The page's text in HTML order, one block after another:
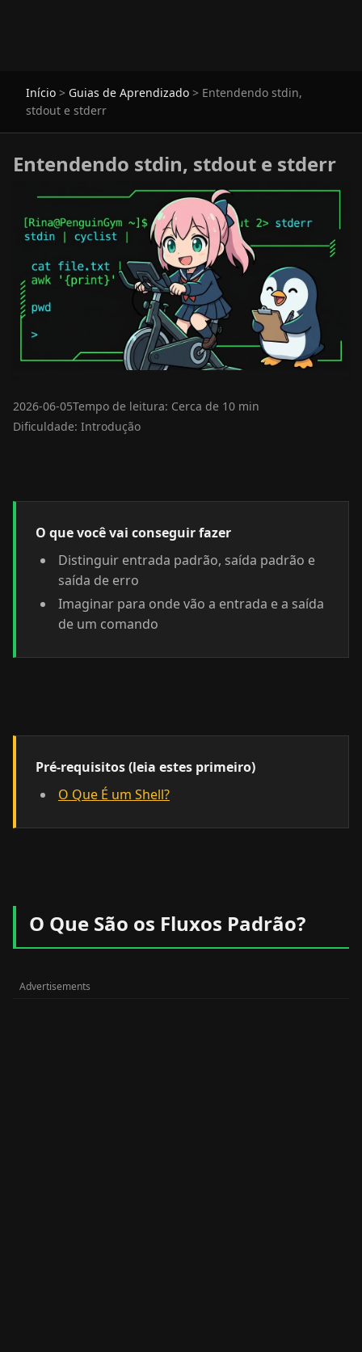
Início > Guias de Aprendizado > Entendendo stdin,
stdout e stderr
Entendendo stdin, stdout e stderr
2026-06-05Tempo de leitura: Cerca de 10 min
Dificuldade: Introdução
O que você vai conseguir fazer
Distinguir entrada padrão, saída padrão e
saída de erro
Imaginar para onde vão a entrada e a saída
de um comando
Pré-requisitos (leia estes primeiro)
O Que É um Shell?
O Que São os Fluxos Padrão?